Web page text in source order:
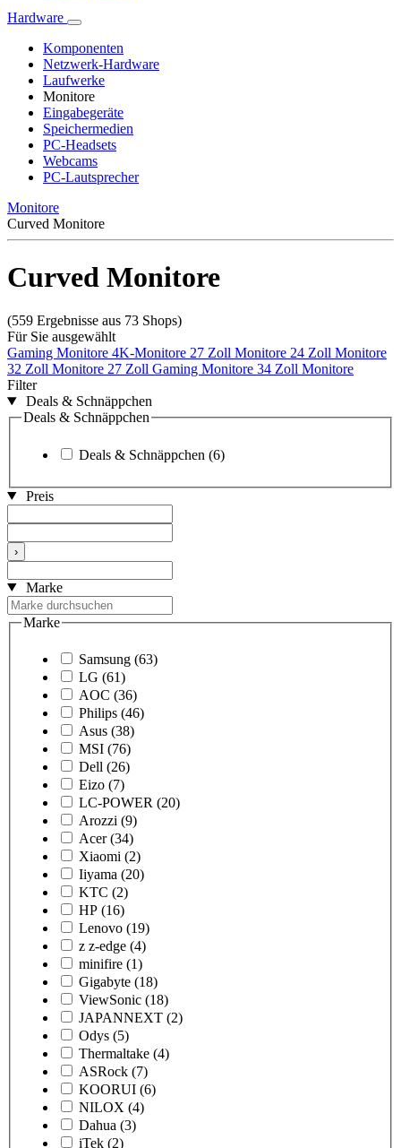
Hardware
Komponenten
Netzwerk-Hardware
Laufwerke
Monitore
Eingabegeräte
Speichermedien
PC-Headsets
Webcams
PC-Lautsprecher
Monitore
Curved Monitore
Curved Monitore
(559 Ergebnisse aus 73 Shops)
Für Sie ausgewählt
Gaming Monitore 4K-Monitore 27 Zoll Monitore 24 Zoll Monitore
32 Zoll Monitore 27 Zoll Gaming Monitore 34 Zoll Monitore
Filter
Deals & Schnäppchen
Deals & Schnäppchen
Deals & Schnäppchen (6)
Preis
›
Marke
Marke
Samsung (63)
LG (61)
AOC (36)
Philips (46)
Asus (38)
MSI (76)
Dell (26)
Eizo (7)
LC-POWER (20)
Arozzi (9)
Acer (34)
Xiaomi (2)
Iiyama (20)
KTC (2)
HP (16)
Lenovo (19)
z z-edge (4)
minifire (1)
Gigabyte (18)
ViewSonic (18)
JAPANNEXT (2)
Odys (5)
Thermaltake (4)
ASRock (7)
KOORUI (6)
NILOX (4)
Dahua (3)
iTek (2)